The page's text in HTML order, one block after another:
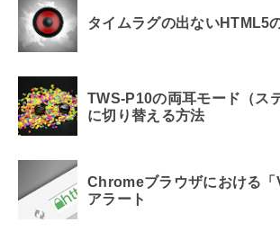
タイムラグの出ないHTML5
TWS-P10の両耳モード（ス
に切り替える方法
Chromeブラウザにおける
アラート